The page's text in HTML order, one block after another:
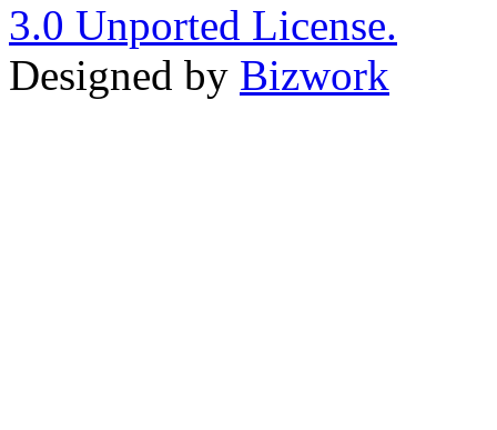
3.0 Unported License.
Designed by Bizwork